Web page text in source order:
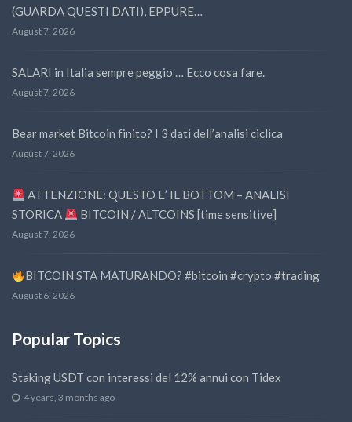
(GUARDA QUESTI DATI), EPPURE…
August 7, 2026
SALARI in Italia sempre peggio … Ecco cosa fare.
August 7, 2026
Bear market Bitcoin finito? I 3 dati dell’analisi ciclica
August 7, 2026
ATTENZIONE: QUESTO E’ IL BOTTOM – ANALISI
STORICA
BITCOIN / ALTCOINS [time sensitive]
August 7, 2026
BITCOIN STA MATURANDO? #bitcoin #crypto #trading
August 6, 2026
Popular Topics
Staking USDT con interessi del 12% annui con Tidex
4 years, 3 months ago